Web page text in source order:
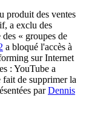
produit des ventes
a exclu des
« groupes de
a bloqué l'accès à
sur Internet
: YouTube a
fait de supprimer la
parDennis